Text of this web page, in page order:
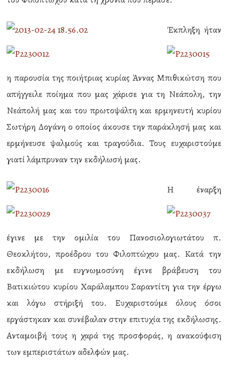
Έκπληξη ήταν
η παρουσία της ποιήτριας κυρίας Άννας Μπιθικώτση που
απήγγειλε ποίημα που μας χάρισε για τη Νεάπολη, την
Νεάπολή μας και του πρωτοψάλτη και ερμηνευτή κυρίου
Σωτήρη Δογάνη ο οποίος άκουσε την παράκλησή μας και
ερμήνευσε ψαλμούς και τραγούδια. Τους ευχαριστούμε
γιατί λάμπρυναν την εκδήλωσή μας.
Η έναρξη
έγινε με την ομιλία του Πανοσιολογιωτάτου π.
Θεοκλήτου, προέδρου του Φιλοπτώχου μας. Κατά την
εκδήλωση με ευγνωμοσύνη έγινε βράβευση του
Βατικιώτου κυρίου Χαράλαμπου Σαραντίτη για την έργω
και λόγω στήριξή του. Ευχαριστούμε όλους όσοι
εργάστηκαν και συνέβαλαν στην επιτυχία της εκδήλωσης.
Ανταμοιβή τους η χαρά της προσφοράς, η ανακούφιση
των εμπεριστάτων αδελφών μας.